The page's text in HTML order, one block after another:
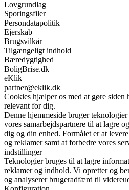
Lovgrundlag
Sporingsfiler
Persondatapolitik
Ejerskab
Brugsvilkår
Tilgængeligt indhold
Bæredygtighed
BoligBrise.dk
eKlik
partner@eklik.dk
Cookies hjælper os med at gøre siden
relevant for dig.
Denne hjemmeside bruger
vores samarbejdspartnere til at lagre
dig og din enhed. Formålet er at
og reklamer samt at forbedre vores
indstillinger
Teknologier bruges til at lagre
reklamer og indhold. Vi opretter og
og analyserer brugeradfærd til